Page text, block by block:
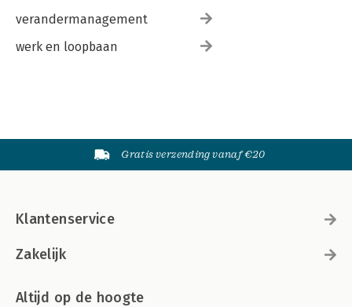
verandermanagement
werk en loopbaan
Gratis verzending vanaf €20
Klantenservice
Zakelijk
Altijd op de hoogte